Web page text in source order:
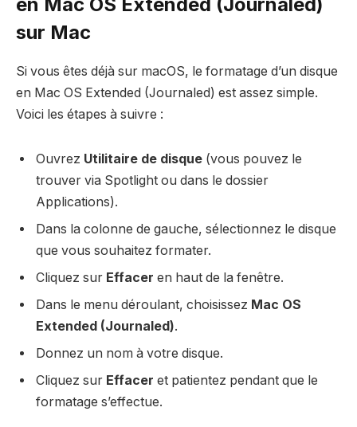
sur Mac
Si vous êtes déjà sur macOS, le formatage d’un disque
en Mac OS Extended (Journaled) est assez simple.
Voici les étapes à suivre :
Ouvrez Utilitaire de disque (vous pouvez le
trouver via Spotlight ou dans le dossier
Applications).
Dans la colonne de gauche, sélectionnez le disque
que vous souhaitez formater.
Cliquez sur Effacer en haut de la fenêtre.
Dans le menu déroulant, choisissez Mac OS
Extended (Journaled).
Donnez un nom à votre disque.
Cliquez sur Effacer et patientez pendant que le
formatage s’effectue.